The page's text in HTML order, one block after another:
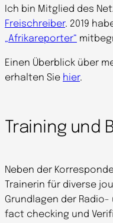
Ich bin Mitglied des
Freischreiber. 2019
„Afrikareporter“
Einen Überblick über
erhalten Sie hier.
Training und
Neben der
Trainerin für diverse
Grundlagen der
fact checking und